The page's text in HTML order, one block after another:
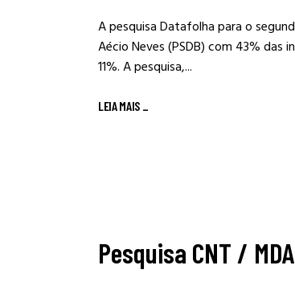
A pesquisa Datafolha para o
Aécio Neves (PSDB) com 43% das
11%. A pesquisa,...
LEIA MAIS _
Pesquisa CNT /